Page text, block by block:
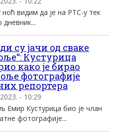
ноћ видим да је на РТС-у тек
су јачи од сваке
Кустурица
како је бирао
фотографије
репортера
- 10:29
Емир Кустурица био је члан
фотографије...